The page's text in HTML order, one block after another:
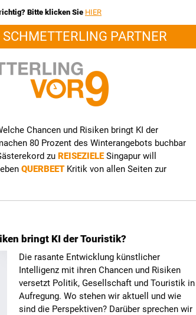
Bitte klicken Sie HIER
PARTNER
Chancen und Risiken bringt KI der
80 Prozent des Winterangebots buchbar
zu REISEZIELESingapur will
QUERBEET Kritik von allen Seiten zur
bringt KI der Touristik?
Die rasante Entwicklung künstlicher
Intelligenz mit ihren Chancen und Risiken
versetzt Politik, Gesellschaft und Touristik in
Aufregung. Wo stehen wir aktuell und wie
sind die Perspektiven? Darüber sprechen wir